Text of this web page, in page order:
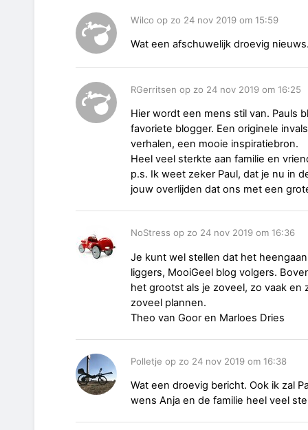
Wilco op zo 24 nov 2019 om 15:59
Wat een afschuwelijk droevig
RGerritsen op zo 24 nov 2019 om 16:25
Hier wordt een mens stil van. Pauls
favoriete blogger. Een originele
verhalen, een mooie inspiratiebron.
Heel veel sterkte aan familie en
p.s. Ik weet zeker Paul, dat je nu in
jouw overlijden dat ons met een
NoStress op zo 24 nov 2019 om 16:36
Je kunt wel stellen dat het
liggers, MooiGeel blog volgers.
het grootst als je zoveel, zo vaak
zoveel plannen.
Theo van Goor en Marloes Dries
Polletje op zo 24 nov 2019 om 16:38
Wat een droevig bericht. Ook ik zal
wens Anja en de familie heel veel